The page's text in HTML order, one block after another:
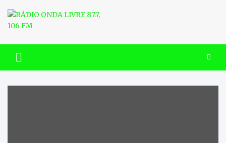
content
RÁDIO ONDA LIVRE 87.7, 106
FM